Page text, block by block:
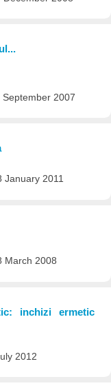
September 2007
January 2011
March 2008
inchizi ermetic
2012